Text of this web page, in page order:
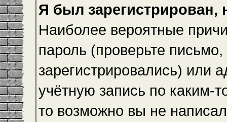
Я был зарегистрирован,
Наиболее вероятные
пароль (проверьте
зарегистрировались) или
учётную запись по каким-
то возможно вы не